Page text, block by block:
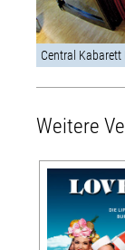
Central Kabarett
Weitere